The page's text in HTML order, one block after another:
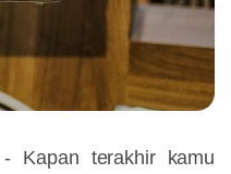
- Kapan terakhir kamu